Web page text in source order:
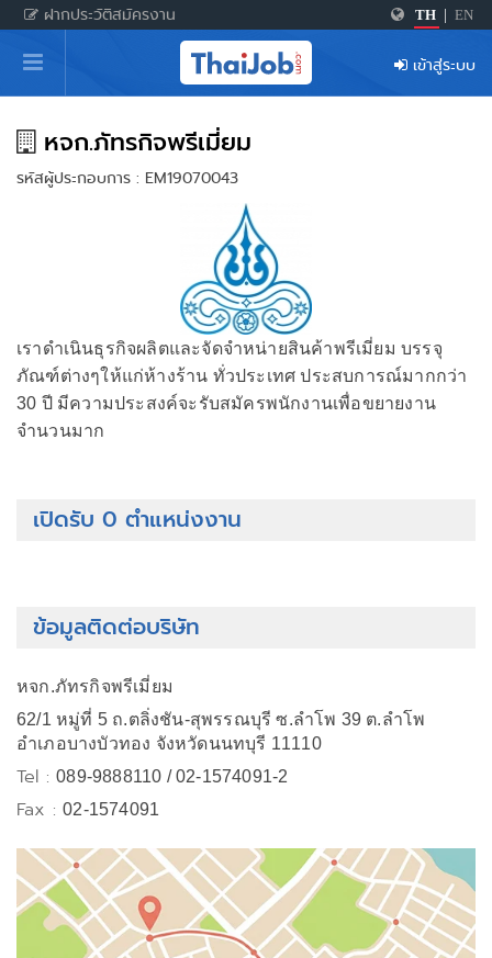
ฝากประวัติสมัครงาน TH EN
หน้าหลัก
ผู้สมัครงาน: เข้าสู่ระบบ
ฝากประวัติสมัครงาน
เกร็ดความรู้
สำหรับผู้ประกอบการ
เข้าสู่ระบบ
หจก.ภัทรกิจพรีเมี่ยม
รหัสผู้ประกอบการ : EM19070043
เราดำเนินธุรกิจผลิตและจัดจำหน่ายสินค้าพรีเมี่ยม บรรจุ
ภัณฑ์ต่างๆให้แก่ห้างร้าน ทั่วประเทศ ประสบการณ์มากกว่า
30 ปี มีความประสงค์จะรับสมัครพนักงานเพื่อขยายงาน
จำนวนมาก
เปิดรับ 0 ตำแหน่งงาน
ข้อมูลติดต่อบริษัท
หจก.ภัทรกิจพรีเมี่ยม
62/1 หมู่ที่ 5 ถ.ตลิ่งชัน-สุพรรณบุรี ซ.ลำโพ 39 ต.ลำโพ
อำเภอบางบัวทอง จังหวัดนนทบุรี 11110
Tel :089-9888110 / 02-1574091-2
Fax :02-1574091